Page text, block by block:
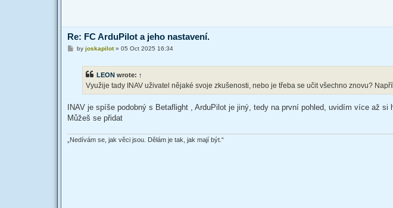
Re: FC ArduPilot a jeho nastavení.
Pby joskapilot» 05 Oct 2025 16:34
LEON wrote: ↑
Využije tady INAV uživatel nějaké svoje zkušenosti, nebo je třeba se učit všechno znovu?
INAV je spíše podobný s Betaflight , ArduPilot je jiný, tedy na první pohled, uvidím více až si
Můžeš se přidat
„Nedívám se, jak věci jsou. Dělám je tak, jak mají být.“